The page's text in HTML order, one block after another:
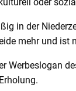
in der
mehr und ist
Werbeslogan